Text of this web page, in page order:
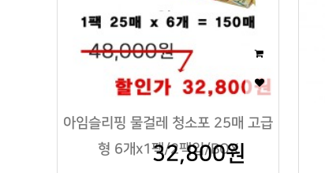
아임슬리핑 물걸레 청소포 25매 고급
형 6개x1팩/2팩입/BOX
32,800원